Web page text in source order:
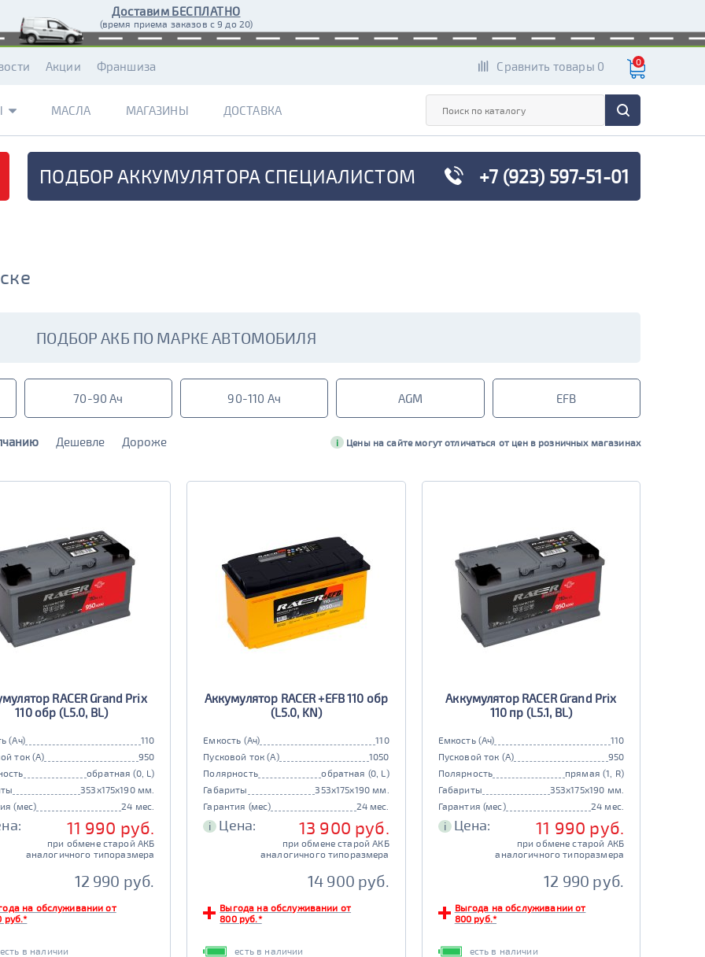
Доставим БЕСПЛАТНО
(время приема заказов с 9 до 20)
Акции Франшиза Сравнить товары 0 0
МАСЛА МАГАЗИНЫ ДОСТАВКА
ПОДБОР АККУМУЛЯТОРА СПЕЦИАЛИСТОМ +7 (923) 597-51-01
ПОДБОР АКБ ПО МАРКЕ АВТОМОБИЛЯ
70-90 Ач 90-110 Ач AGM EFB
Дешевле Дороже i Цены на сайте могут отличаться от цен в розничных магазинах
RACER Grand Prix
110 обр (L5.0, BL)
(Ач)
110
ток (А)
950
обратная (0, L)
353x175x190 мм.
(мес)
24 мес.
11 990 руб.
при обмене старой АКБ
аналогичного типоразмера
12 990 руб.
на обслуживании от
руб.*
есть в наличии
Аккумулятор RACER +EFB 110 обр
(L5.0, KN)
Емкость (Ач)
110
Пусковой ток (А)
1050
Полярность
обратная (0, L)
Габариты
353x175x190 мм.
Гарантия (мес)
24 мес.
i Цена: 13 900 руб.
при обмене старой АКБ
аналогичного типоразмера
14 900 руб.
Выгода на обслуживании от
800 руб.*
есть в наличии
Аккумулятор RACER Grand Prix
110 пр (L5.1, BL)
Емкость (Ач)
110
Пусковой ток (А)
950
Полярность
прямая (1, R)
Габариты
353x175x190 мм.
Гарантия (мес)
24 мес.
i Цена: 11 990 руб.
при обмене старой АКБ
аналогичного типоразмера
12 990 руб.
Выгода на обслуживании от
800 руб.*
есть в наличии